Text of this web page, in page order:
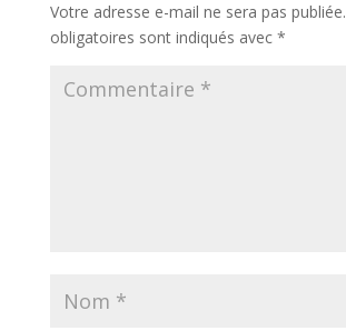
Votre adresse e-mail ne sera pas publiée.
obligatoires sont indiqués avec *